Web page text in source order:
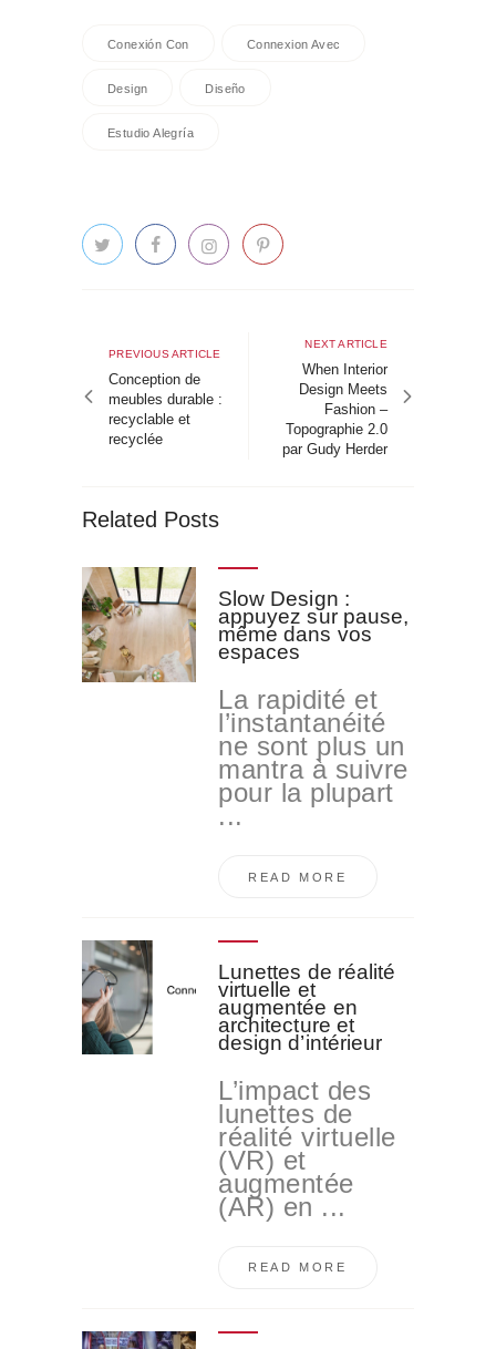
Conexión Con Connexion Avec
Design Diseño
Estudio Alegría
l’article
Previous
article
PREVIOUS ARTICLE
Conception de
meubles durable :
recyclable et
recyclée
Next
article
NEXT ARTICLE
When Interior
Design Meets
Fashion –
Topographie 2.0
par Gudy Herder
Related Posts
Slow Design :
appuyez sur pause,
même dans vos
espaces
La rapidité et
l’instantanéité
ne sont plus un
mantra à suivre
pour la plupart
...
READ MORE
Lunettes de réalité
virtuelle et
augmentée en
architecture et
design d’intérieur
L’impact des
lunettes de
réalité virtuelle
(VR) et
augmentée
(AR) en ...
READ MORE